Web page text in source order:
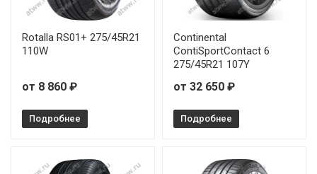
Sonix XSPORT S8 215/35R19 85Y
Sonix XSPORT S8 215/45R17 91W
Sonix XSPORT S8 225/35R20 93Y
Sonix XSPORT S8 225/55R18 102W
Rotalla RS01+ 275/45R21
110W
от 8 860 ₽
Подробнее
Continental
ContiSportContact 6
275/45R21 107Y
от 32 650 ₽
Подробнее